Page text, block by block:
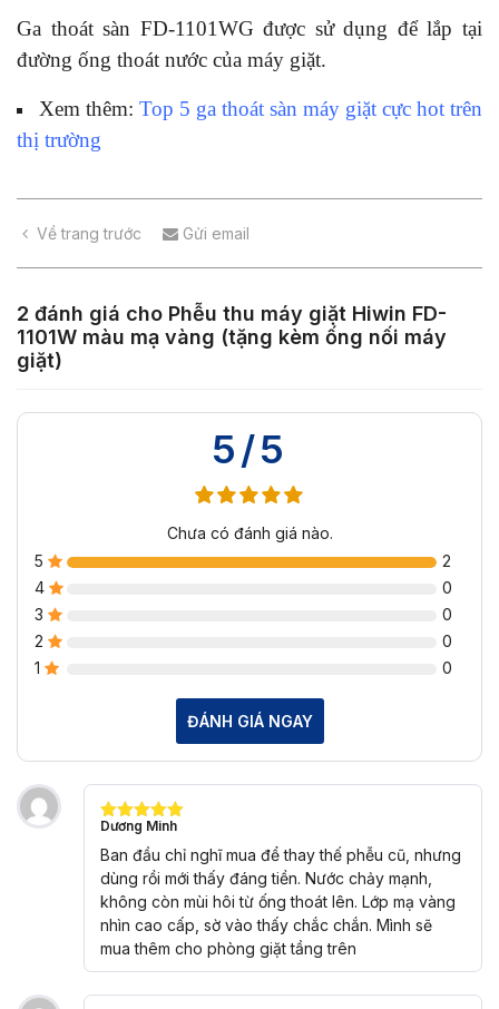
Ga thoát sàn FD-1101WG được sử dụng để lắp tại
đường ống thoát nước của máy giặt.
Xem thêm: Top 5 ga thoát sàn máy giặt cực hot trên
thị trường
Về trang trước Gửi email
2 đánh giá cho Phễu thu máy giặt Hiwin FD-
1101W màu mạ vàng (tặng kèm ống nối máy
giặt)
5/5
Chưa có đánh giá nào.
5
2
4
0
3
0
2
0
1
0
ĐÁNH GIÁ NGAY
Được xếp
hạng55
sao
Dương Minh
Ban đầu chỉ nghĩ mua để thay thế phễu cũ, nhưng
dùng rồi mới thấy đáng tiền. Nước chảy mạnh,
không còn mùi hôi từ ống thoát lên. Lớp mạ vàng
nhìn cao cấp, sờ vào thấy chắc chắn. Mình sẽ
mua thêm cho phòng giặt tầng trên